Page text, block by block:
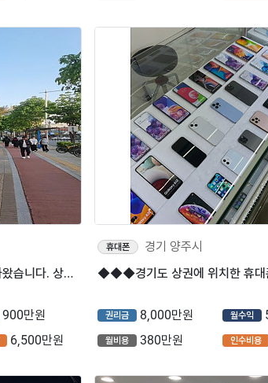
■잠실) 휴대폰판매점 저렴하게 나왔습니다. 상권Good~■
900만원
6,500만원
휴대폰
경기 양주시
권리금 8,000만원 월수익
월비용 380만원 인수비용